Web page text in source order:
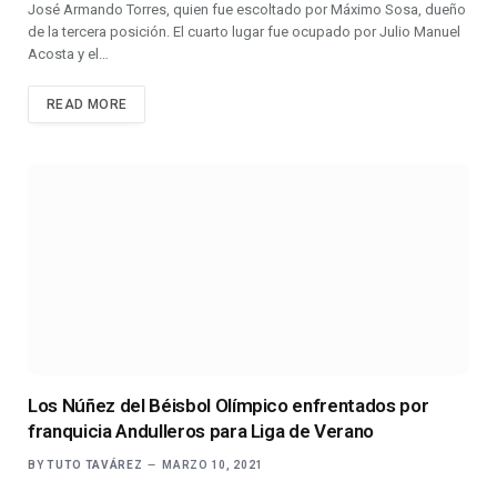
José Armando Torres, quien fue escoltado por Máximo Sosa, dueño
de la tercera posición. El cuarto lugar fue ocupado por Julio Manuel
Acosta y el…
READ MORE
Los Núñez del Béisbol Olímpico enfrentados por
franquicia Andulleros para Liga de Verano
BY TUTO TAVÁREZ MARZO 10, 2021